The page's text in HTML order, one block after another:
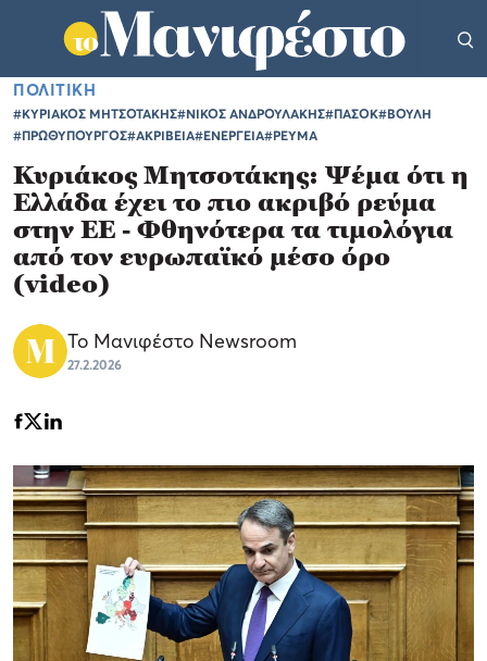
ΠΟΛΙΤΙΚΗ
#ΚΥΡΙΑΚΟΣ ΜΗΤΣΟΤΑΚΗΣ#ΝΙΚΟΣ ΑΝΔΡΟΥΛΑΚΗΣ#ΠΑΣΟΚ#ΒΟΥΛΗ
#ΠΡΩΘΥΠΟΥΡΓΟΣ#ΑΚΡΙΒΕΙΑ#ΕΝΕΡΓΕΙΑ#ΡΕΥΜΑ
Κυριάκος Μητσοτάκης: Ψέμα ότι η
Ελλάδα έχει το πιο ακριβό ρεύμα
στην ΕΕ - Φθηνότερα τα τιμολόγια
από τον ευρωπαϊκό μέσο όρο
(video)
Το Μανιφέστο Newsroom
27.2.2026